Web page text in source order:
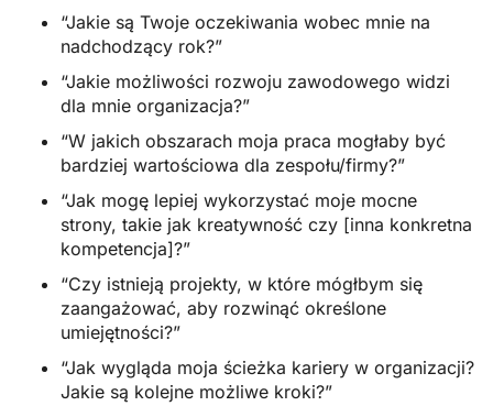
“Jakie są Twoje oczekiwania wobec mnie na
nadchodzący rok?”
“Jakie możliwości rozwoju zawodowego widzi
dla mnie organizacja?”
“W jakich obszarach moja praca mogłaby być
bardziej wartościowa dla zespołu/firmy?”
“Jak mogę lepiej wykorzystać moje mocne
strony, takie jak kreatywność czy [inna konkretna
kompetencja]?”
“Czy istnieją projekty, w które mógłbym się
zaangażować, aby rozwinąć określone
umiejętności?”
“Jak wygląda moja ścieżka kariery w organizacji?
Jakie są kolejne możliwe kroki?”